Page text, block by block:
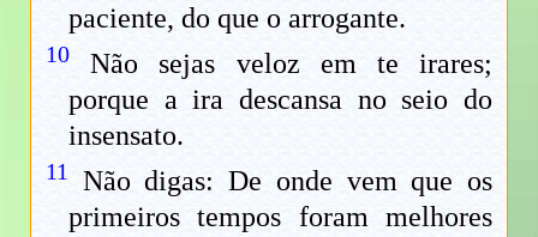
paciente, do que o arrogante.
10
Não sejas veloz em te irares;
porque a ira descansa no seio do
insensato.
11
Não digas: De onde vem que os
primeiros tempos foram melhores